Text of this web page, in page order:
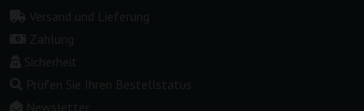
Versand und Lieferung
Zahlung
Sicherheit
Prüfen Sie Ihren Bestellstatus
Newsletter